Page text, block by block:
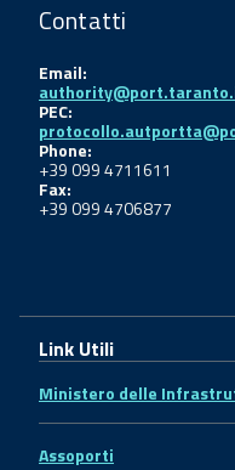
Contatti
Email:
PEC:
Phone:
+39 099 4711611
Fax:
+39 099 4706877
Link Utili
Ministero delle
Assoporti